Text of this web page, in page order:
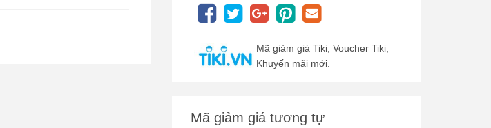
Mã giảm giá Tiki, Voucher Tiki,
Khuyến mãi mới.
Mã giảm giá tương tự